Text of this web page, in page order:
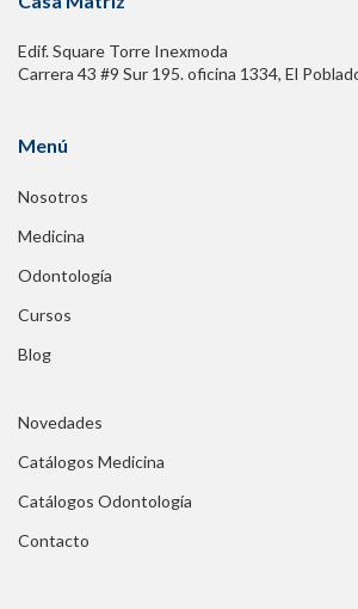
Edif. Square Torre Inexmoda
Carrera 43 #9 Sur 195. oficina 1334, El
Menú
Nosotros
Medicina
Odontología
Cursos
Blog
Novedades
Catálogos Medicina
Catálogos Odontología
Contacto